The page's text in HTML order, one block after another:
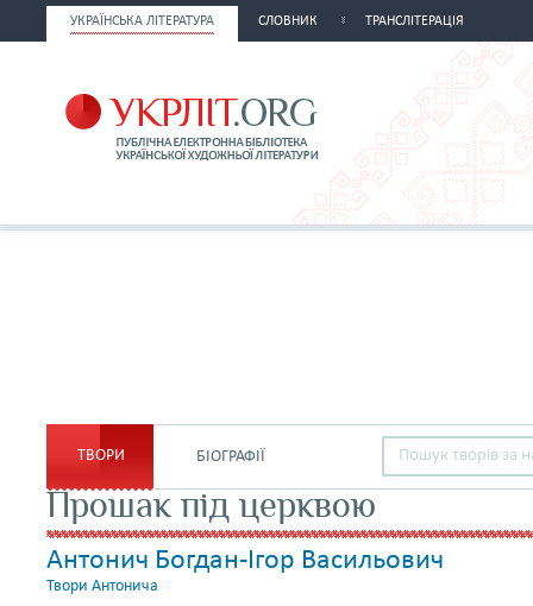
УКРАЇНСЬКА ЛІТЕРАТУРА СЛОВНИК ТРАНСЛІТЕРАЦІЯ
ТВОРИ БІОГРАФІЇ
Прошак під церквою
Антонич Богдан-Ігор Васильович
Твори Антонича